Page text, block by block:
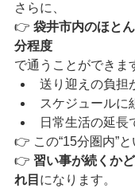
さらに、
👉 袋井市内のほと
分程度
で通うことができま
送り迎えの負担
スケジュールに
日常生活の延長
👉 この“15分圏内”と
👉 習い事が続くか
れ目 になります。